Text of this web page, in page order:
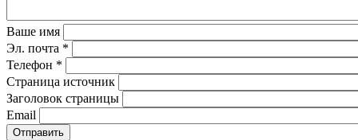
Ваше имя
Эл. почта *
Телефон *
Страница источник
Заголовок страницы
Email